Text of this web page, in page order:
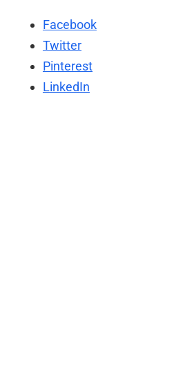
Facebook
Twitter
Pinterest
LinkedIn